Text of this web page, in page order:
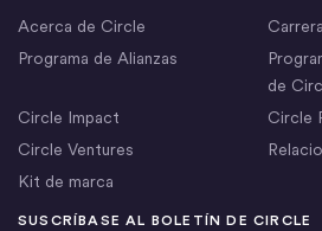
Acerca de Circle
Programa de Alianzas
de
Circle Impact
Circle
Circle Ventures
Kit de marca
SUSCRÍBASE AL BOLETÍN DE CIRCLE